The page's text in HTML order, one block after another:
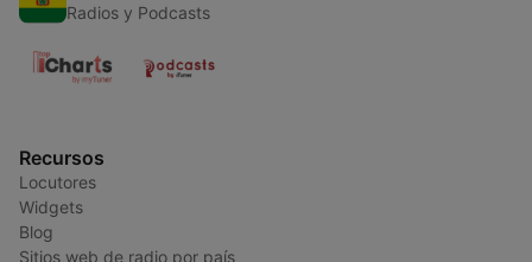
Radios y Podcasts
Recursos
Locutores
Widgets
Blog
Sitios web de radio por país